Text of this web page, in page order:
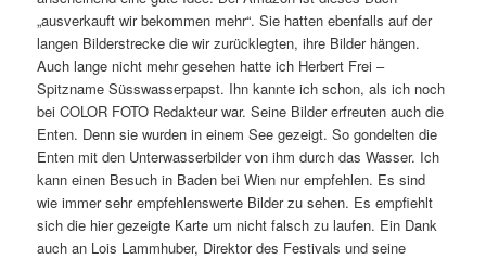
„ausverkauft wir bekommen mehr“. Sie hatten ebenfalls auf der
langen Bilderstrecke die wir zurücklegten, ihre Bilder hängen.
Auch lange nicht mehr gesehen hatte ich Herbert Frei –
Spitzname Süsswasserpapst. Ihn kannte ich schon, als ich noch
bei COLOR FOTO Redakteur war. Seine Bilder erfreuten auch die
Enten. Denn sie wurden in einem See gezeigt. So gondelten die
Enten mit den Unterwasserbilder von ihm durch das Wasser. Ich
kann einen Besuch in Baden bei Wien nur empfehlen. Es sind
wie immer sehr empfehlenswerte Bilder zu sehen. Es empfiehlt
sich die hier gezeigte Karte um nicht falsch zu laufen. Ein Dank
auch an Lois Lammhuber, Direktor des Festivals und seine